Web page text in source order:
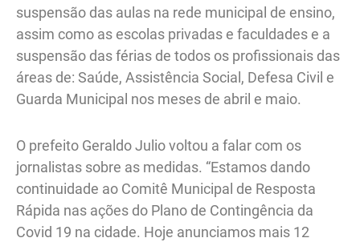
suspensão das aulas na rede municipal de ensino,
assim como as escolas privadas e faculdades e a
suspensão das férias de todos os profissionais das
áreas de: Saúde, Assistência Social, Defesa Civil e
Guarda Municipal nos meses de abril e maio.
O prefeito Geraldo Julio voltou a falar com os
jornalistas sobre as medidas. “Estamos dando
continuidade ao Comitê Municipal de Resposta
Rápida nas ações do Plano de Contingência da
Covid 19 na cidade. Hoje anunciamos mais 12